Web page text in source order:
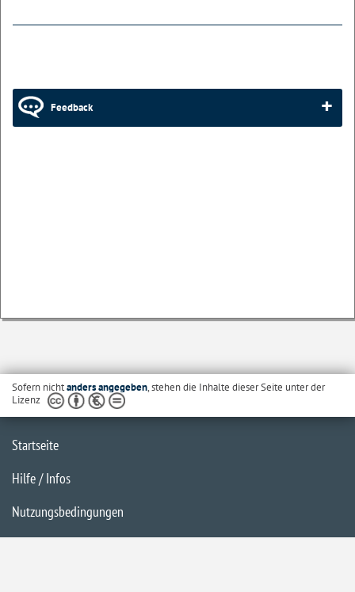
Feedback
Sofern nichtanders angegeben, stehen die Inhalte dieser Seite unter der
Lizenz
Startseite
Hilfe / Infos
Nutzungsbedingungen